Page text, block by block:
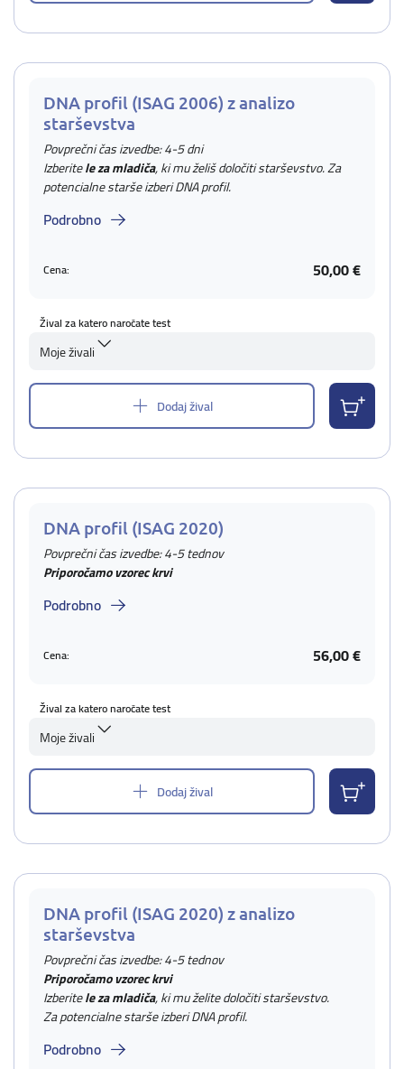
DNA profil (ISAG 2006) z analizo
starševstva
Povprečni čas izvedbe: 4-5 dni
Izberitele za mladiča, ki mu želiš določiti starševstvo. Za
potencialne starše izberi DNA profil.
Podrobno
Cena: 50,00 €
Žival za katero naročate test
Moje živali
Dodaj žival
DNA profil (ISAG 2020)
Povprečni čas izvedbe: 4-5 tednov
Priporočamo vzorec krvi
Podrobno
Cena: 56,00 €
Žival za katero naročate test
Moje živali
Dodaj žival
DNA profil (ISAG 2020) z analizo
starševstva
Povprečni čas izvedbe: 4-5 tednov
Priporočamo vzorec krvi
Izberitele za mladiča, ki mu želite določiti starševstvo.
Za potencialne starše izberi DNA profil.
Podrobno